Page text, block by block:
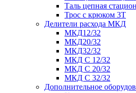
Таль цепная
Трос с крюком 3Т
Делители расхода МКД
МКД12/32
МКД20/32
МКД32/32
МКД С 12/32
МКД С 20/32
МКД С 32/32
Дополнительное